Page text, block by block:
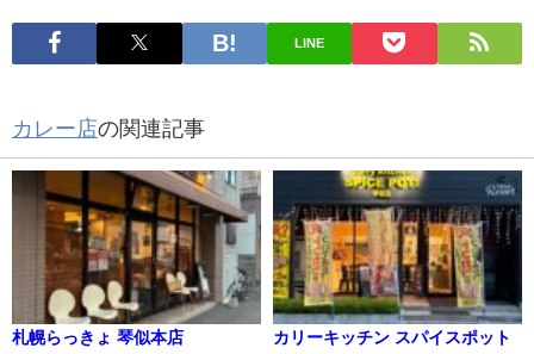
LINE
カレー店の関連記事
札幌らっきょ 琴似本店
カリーキッチン スパイスポット